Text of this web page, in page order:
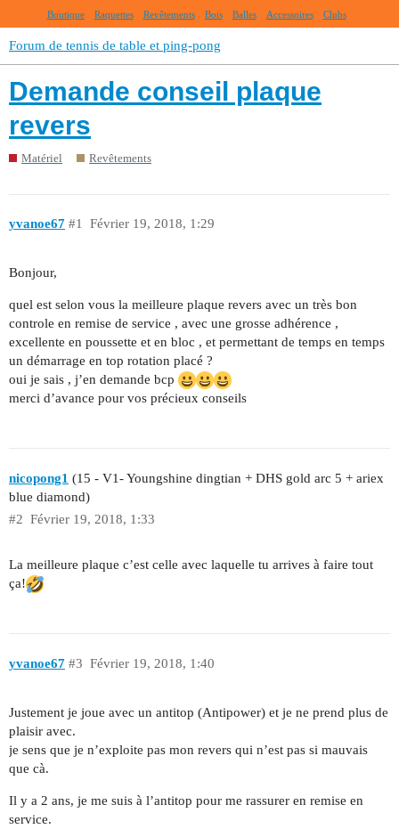
Boutique Raquettes Revêtements Bois Balles Accessoires Clubs
Forum de tennis de table et ping-pong
Demande conseil plaque
revers
Matériel Revêtements
yvanoe67 Février 19, 2018, 1:29
#1
Bonjour,
quel est selon vous la meilleure plaque revers avec un très bon
controle en remise de service , avec une grosse adhérence ,
excellente en poussette et en bloc , et permettant de temps en temps
un démarrage en top rotation placé ?
oui je sais , j’en demande bcp
merci d’avance pour vos précieux conseils
nicopong1 (15 - V1- Youngshine dingtian + DHS gold arc 5 + ariex
blue diamond)
Février 19, 2018, 1:33
#2
La meilleure plaque c’est celle avec laquelle tu arrives à faire tout
ça!
yvanoe67 Février 19, 2018, 1:40
#3
Justement je joue avec un antitop (Antipower) et je ne prend plus de
plaisir avec.
je sens que je n’exploite pas mon revers qui n’est pas si mauvais
que cà.
Il y a 2 ans, je me suis à l’antitop pour me rassurer en remise en
service.